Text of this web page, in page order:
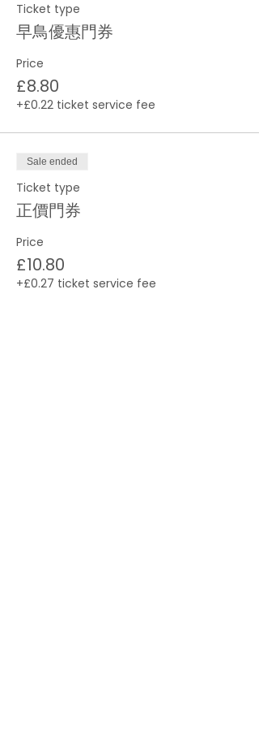
Ticket type
早鳥優惠門券
Price
£8.80
+£0.22 ticket service fee
Sale ended
Ticket type
正價門券
Price
£10.80
+£0.27 ticket service fee